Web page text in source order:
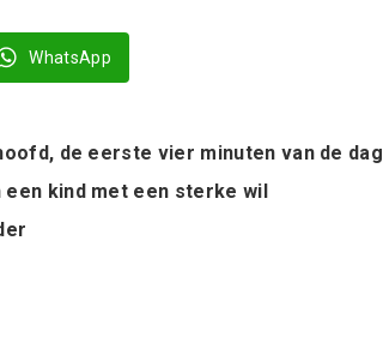
WhatsApp
de eerste vier minuten van de dag
kind met een sterke wil